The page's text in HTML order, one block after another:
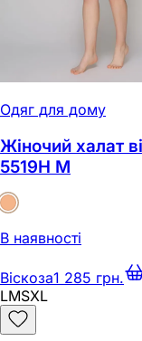
Одяг для дому
Жіночий халат
5519Н M
В наявності
Віскоза1 285 грн.
LMSXL